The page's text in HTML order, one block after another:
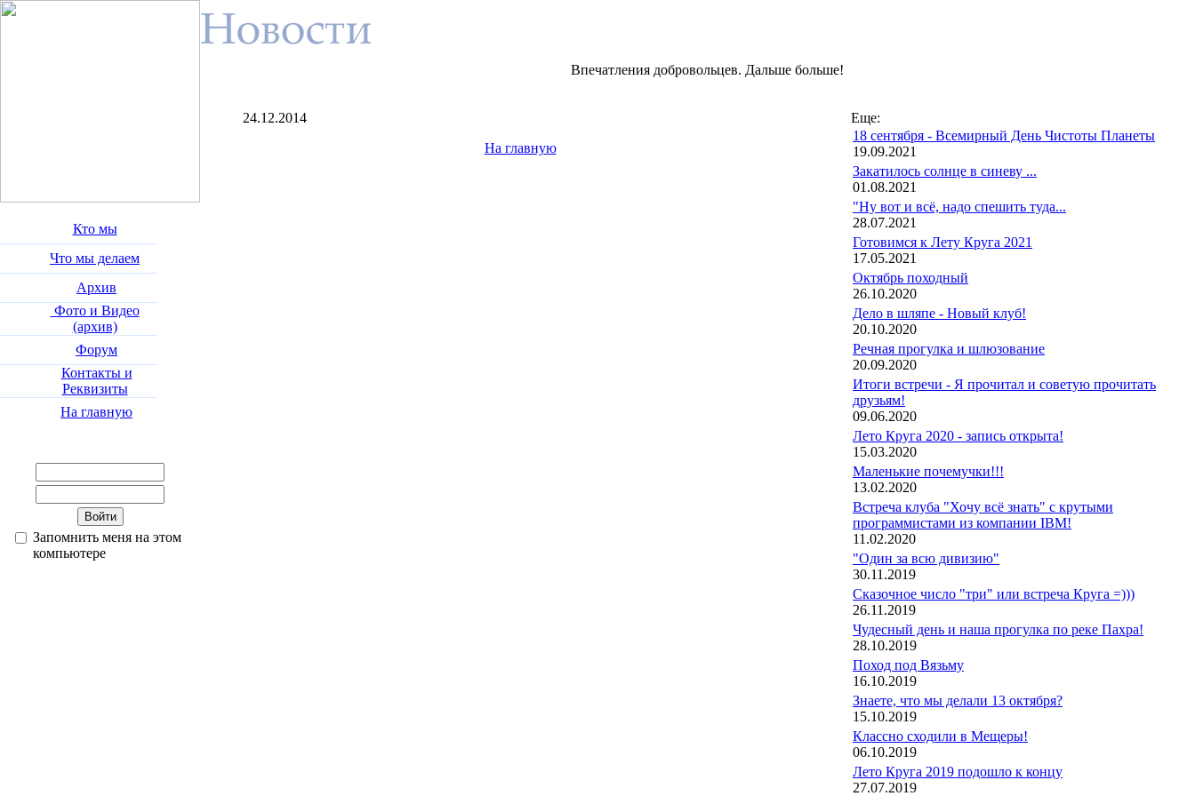
Кто мы
Что мы делаем
Архив
Фото и Видео
(архив)
Форум
Контакты и
Реквизиты
На главную
Запомнить меня на этом
компьютере
Впечатления добровольцев. Дальше больше!
24.12.2014
На главную
Еще:
18 сентября - Всемирный День Чистоты Планеты
19.09.2021
Закатилось солнце в синеву ...
01.08.2021
"Ну вот и всё, надо спешить туда...
28.07.2021
Готовимся к Лету Круга 2021
17.05.2021
Октябрь походный
26.10.2020
Дело в шляпе - Новый клуб!
20.10.2020
Речная прогулка и шлюзование
20.09.2020
Итоги встречи - Я прочитал и советую прочитать
друзьям!
09.06.2020
Лето Круга 2020 - запись открыта!
15.03.2020
Маленькие почемучки!!!
13.02.2020
Встреча клуба "Хочу всё знать" с крутыми
программистами из компании IBM!
11.02.2020
"Один за всю дивизию"
30.11.2019
Сказочное число "три" или встреча Круга =)))
26.11.2019
Чудесный день и наша прогулка по реке Пахра!
28.10.2019
Поход под Вязьму
16.10.2019
Знаете, что мы делали 13 октября?
15.10.2019
Классно сходили в Мещеры!
06.10.2019
Лето Круга 2019 подошло к концу
27.07.2019